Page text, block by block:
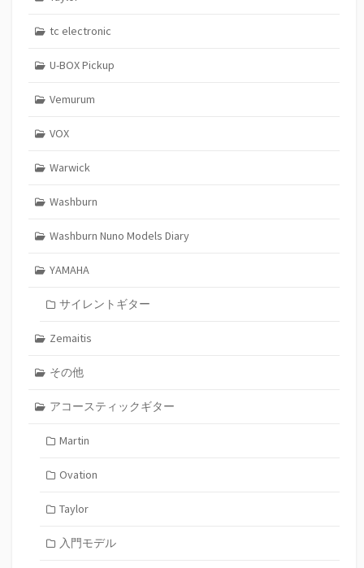
tc electronic
U-BOX Pickup
Vemurum
VOX
Warwick
Washburn
Washburn Nuno Models Diary
YAMAHA
サイレントギター
Zemaitis
その他
アコースティックギター
Martin
Ovation
Taylor
入門モデル